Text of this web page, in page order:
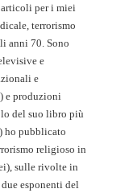
per i miei
terrorismo
anni 70. Sono
e
e
e produzioni
del suo libro più
ho pubblicato
religioso in
sulle rivolte in
esponenti del